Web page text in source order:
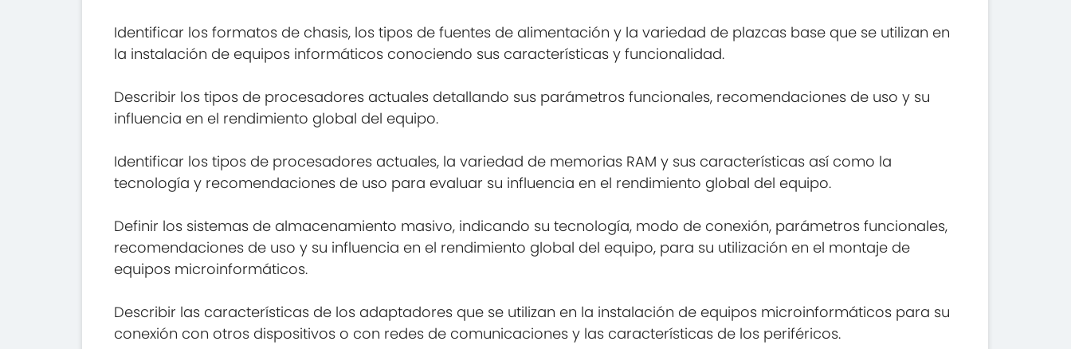
Identificar los formatos de chasis, los tipos de fuentes de alimentación y la variedad de plazcas base que se utilizan en
la instalación de equipos informáticos conociendo sus características y funcionalidad.
Describir los tipos de procesadores actuales detallando sus parámetros funcionales, recomendaciones de uso y su
influencia en el rendimiento global del equipo.
Identificar los tipos de procesadores actuales, la variedad de memorias RAM y sus características así como la
tecnología y recomendaciones de uso para evaluar su influencia en el rendimiento global del equipo.
Definir los sistemas de almacenamiento masivo, indicando su tecnología, modo de conexión, parámetros funcionales,
recomendaciones de uso y su influencia en el rendimiento global del equipo, para su utilización en el montaje de
equipos microinformáticos.
Describir las características de los adaptadores que se utilizan en la instalación de equipos microinformáticos para su
conexión con otros dispositivos o con redes de comunicaciones y las características de los periféricos.